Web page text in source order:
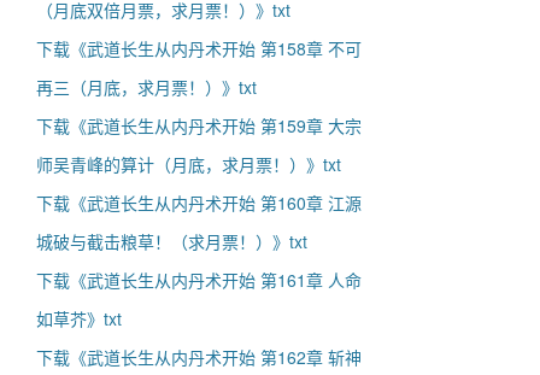
（月底双倍月票，求月票！）》txt
下载《武道长生从内丹术开始 第158章 不可
再三（月底，求月票！）》txt
下载《武道长生从内丹术开始 第159章 大宗
师吴青峰的算计（月底，求月票！）》txt
下载《武道长生从内丹术开始 第160章 江源
城破与截击粮草！（求月票！）》txt
下载《武道长生从内丹术开始 第161章 人命
如草芥》txt
下载《武道长生从内丹术开始 第162章 斩神